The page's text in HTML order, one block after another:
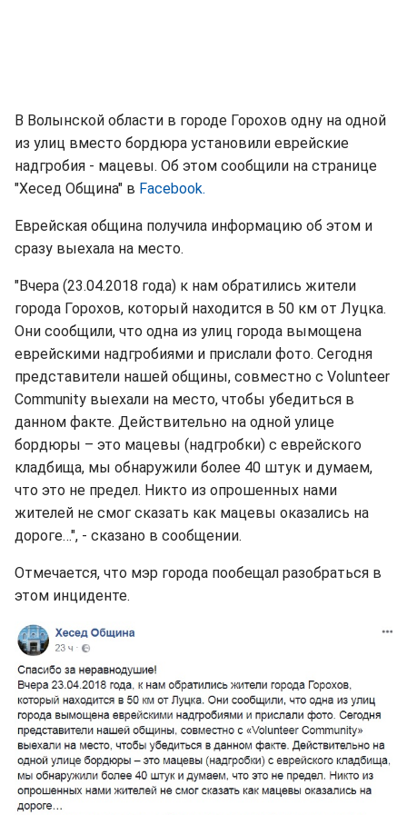
В Волынской области в городе Горохов одну на одной
из улиц вместо бордюра установили еврейские
надгробия - мацевы. Об этом сообщили на странице
"Хесед Община" в Facebook.
Еврейская община получила информацию об этом и
сразу выехала на место.
"Вчера (23.04.2018 года) к нам обратились жители
города Горохов, который находится в 50 км от Луцка.
Они сообщили, что одна из улиц города вымощена
еврейскими надгробиями и прислали фото. Сегодня
представители нашей общины, совместно с Volunteer
Community выехали на место, чтобы убедиться в
данном факте. Действительно на одной улице
бордюры – это мацевы (надгробки) с еврейского
кладбища, мы обнаружили более 40 штук и думаем,
что это не предел. Никто из опрошенных нами
жителей не смог сказать как мацевы оказались на
дороге…", - сказано в сообщении.
Отмечается, что мэр города пообещал разобраться в
этом инциденте.